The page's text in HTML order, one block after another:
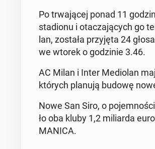
Po trwa­ją­cej ponad 11
sta­dio­nu i ota­cza­ją­cych go
lan, została przy­ję­ta 24
we wtorek o go­dzi­nie 3.46.
AC Milan i Inter Me­dio­lan
których planują budowę
Nowe San Siro, o
ło oba kluby 1,2 mi­liar­da
MANICA.